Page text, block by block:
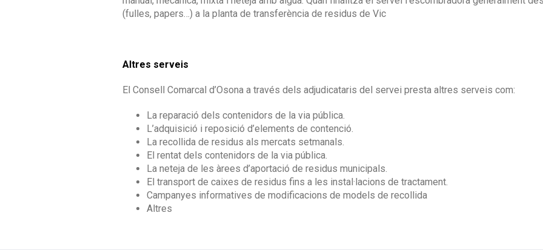
(fulles, papers…) a la planta de transferència de residus de Vic
Altres serveis
El Consell Comarcal d’Osona a través dels adjudicataris del servei presta altres serveis com:
La reparació dels contenidors de la via pública.
L’adquisició i reposició d’elements de contenció.
La recollida de residus als mercats setmanals.
El rentat dels contenidors de la via pública.
La neteja de les àrees d’aportació de residus municipals.
El transport de caixes de residus fins a les instal·lacions de tractament.
Campanyes informatives de modificacions de models de recollida
Altres